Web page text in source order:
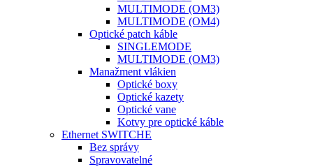
MULTIMODE (OM3)
MULTIMODE (OM4)
Optické patch káble
SINGLEMODE
MULTIMODE (OM3)
Manažment vlákien
Optické boxy
Optické kazety
Optické vane
Kotvy pre optické káble
Ethernet SWITCHE
Bez správy
Spravovatelné